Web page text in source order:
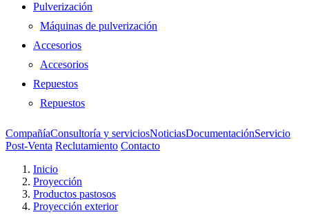
Pulverización
Máquinas de pulverización
Accesorios
Accesorios
Repuestos
Repuestos
CompañíaConsultoría y serviciosNoticiasDocumentaciónServicio
Post-Venta Reclutamiento Contacto
Inicio
Proyección
Productos pastosos
Proyección exterior